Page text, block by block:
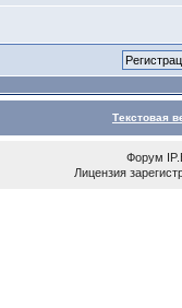
Текстовая
Форум
Лицензия